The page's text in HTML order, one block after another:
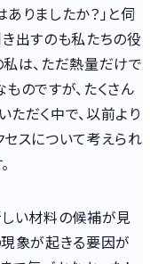
りましたか？」と伺
出すのも私たちの役
は、ただ熱量だけで
のですが、たくさん
だく中で、以前より
スについて考えられ
い材料の候補が見
象が起きる要因が